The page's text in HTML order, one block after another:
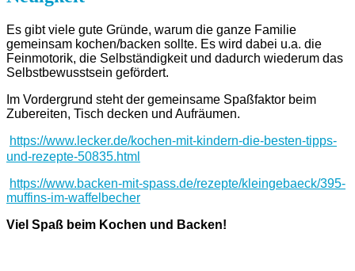
Es gibt viele gute Gründe, warum die ganze Familie
gemeinsam kochen/backen sollte. Es wird dabei u.a. die
Feinmotorik, die Selbständigkeit und dadurch wiederum das
Selbstbewusstsein gefördert.
Im Vordergrund steht der gemeinsame Spaßfaktor beim
Zubereiten, Tisch decken und Aufräumen.
https://www.lecker.de/kochen-mit-kindern-die-besten-tipps-
und-rezepte-50835.html
https://www.backen-mit-spass.de/rezepte/kleingebaeck/395-
muffins-im-waffelbecher
Viel Spaß beim Kochen und Backen!